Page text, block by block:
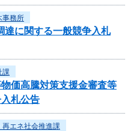
事務所
達に関する一般競争入札
課
価高騰対策支援金審査等
札公告
再エネ社会推進課